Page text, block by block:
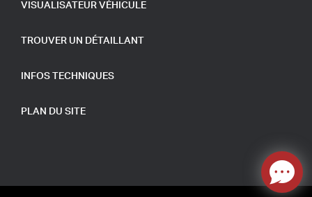
VISUALISATEUR VÉHICULE
TROUVER UN DÉTAILLANT
INFOS TECHNIQUES
PLAN DU SITE